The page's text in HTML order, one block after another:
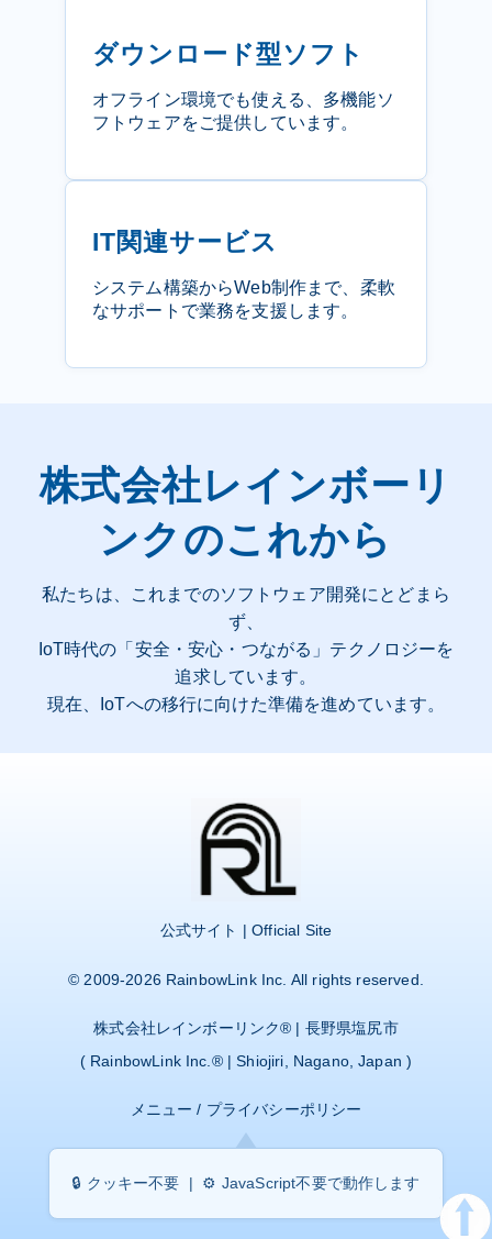
ダウンロード型ソフト
オフライン環境でも使える、多機能ソ
フトウェアをご提供しています。
IT関連サービス
システム構築からWeb制作まで、柔軟
なサポートで業務を支援します。
株式会社レインボーリ
ンクのこれから
私たちは、これまでのソフトウェア開発にとどまら
ず、
IoT時代の「安全・安心・つながる」テクノロジーを
追求しています。
現在、IoTへの移行に向けた準備を進めています。
公式サイト | Official Site
© 2009-2026 RainbowLink Inc. All rights reserved.
株式会社レインボーリンク® | 長野県塩尻市
( RainbowLink Inc. ® | Shiojiri, Nagano, Japan )
メニュー / プライバシーポリシー
🔒 クッキー不要 | ⚙️ JavaScript不要で動作します